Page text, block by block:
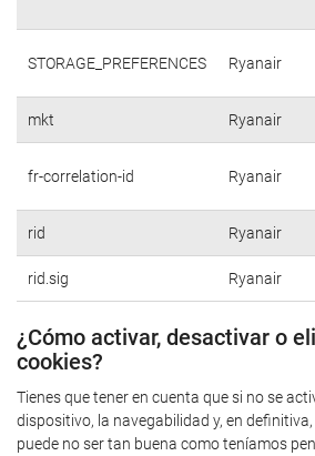
STORAGE_PREFERENCES Ryanair
mkt Ryanair
fr-correlation-id Ryanair
rid Ryanair
rid.sig Ryanair
¿Cómo activar, desactivar o
cookies?
Tienes que tener en cuenta que si no se
dispositivo, la navegabilidad y, en
puede no ser tan buena como teníamos